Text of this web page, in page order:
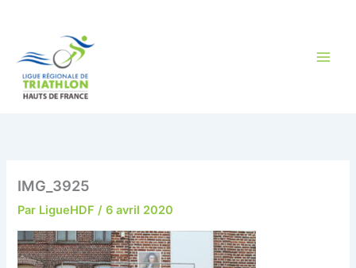
IMG_3925
Par LigueHDF/6 avril 2020